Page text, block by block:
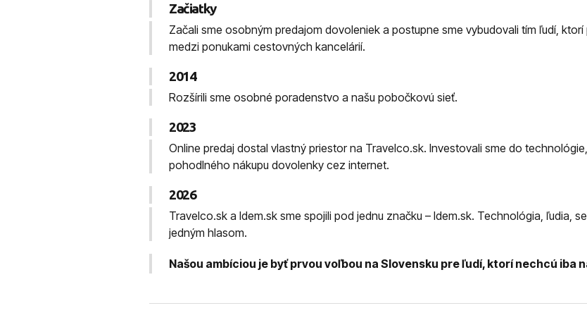
Začiatky
Začali sme osobným predajom dovoleniek a postupne sme vybudovali tím ľudí,
medzi ponukami cestovných kancelárií.
2014
Rozšírili sme osobné poradenstvo a našu pobočkovú sieť.
2023
Online predaj dostal vlastný priestor na Travelco.sk. Investovali sme do
pohodlného nákupu dovolenky cez internet.
2026
Travelco.sk a Idem.sk sme spojili pod jednu značku – Idem.sk. Technológia, ľudia,
jedným hlasom.
Našou ambíciou je byť prvou voľbou na Slovensku pre ľudí, ktorí nechcú iba